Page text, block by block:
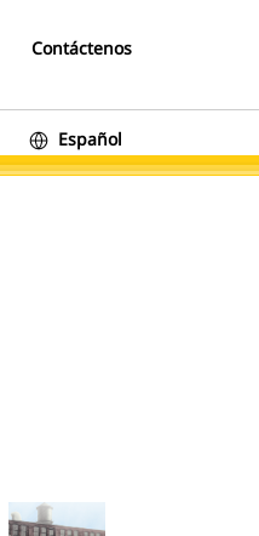
Contáctenos
Español